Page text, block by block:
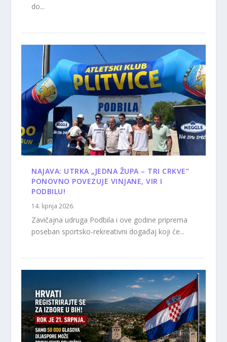
do...
NAJAVA: UTRKA „JEDNA ŽUPA – TRI CRKVE“
PONOVNO POVEZUJE VINJANE, VIR I
PODBILU!
14. lipnja 2026.
Zavičajna udruga Podbila i ove godine priprema
poseban sportsko-rekreativni događaj koji će...